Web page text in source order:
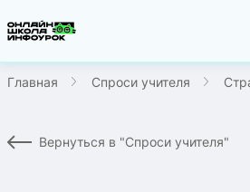
Главная Спроси учителя
Вернуться в "Спроси учителя"